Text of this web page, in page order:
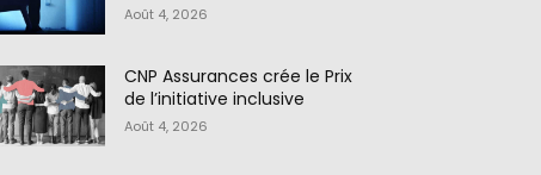
Août 4, 2026
CNP Assurances crée le Prix
de l’initiative inclusive
Août 4, 2026